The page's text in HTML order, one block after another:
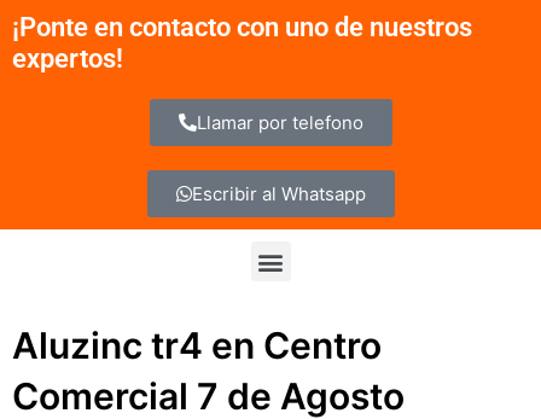
contenido
¡Ponte en contacto con uno de nuestros
expertos!
Llamar por telefono
Escribir al Whatsapp
Menu
Aluzinc tr4 en Centro
Comercial 7 de Agosto